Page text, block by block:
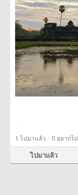
1 ไปมาแล้ว · 0 อยากไป
ไปมาแล้ว